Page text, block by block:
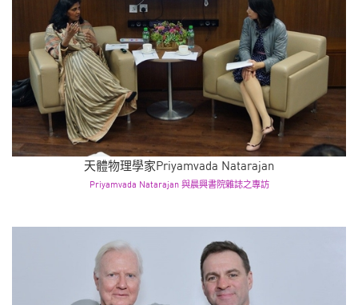
天體物理學家Priyamvada Natarajan
Priyamvada Natarajan 與晨興書院雜誌之專訪